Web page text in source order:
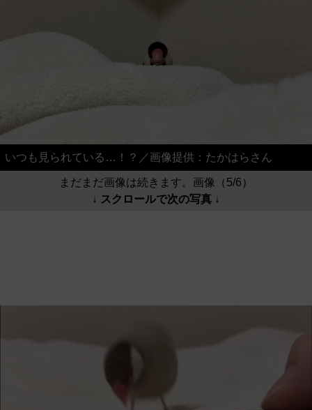
いつも見られている…！？／画像提供：たかはらさん
まだまだ画像は続きます。画像（5/6）
↓ スクロールで次の写真 ↓